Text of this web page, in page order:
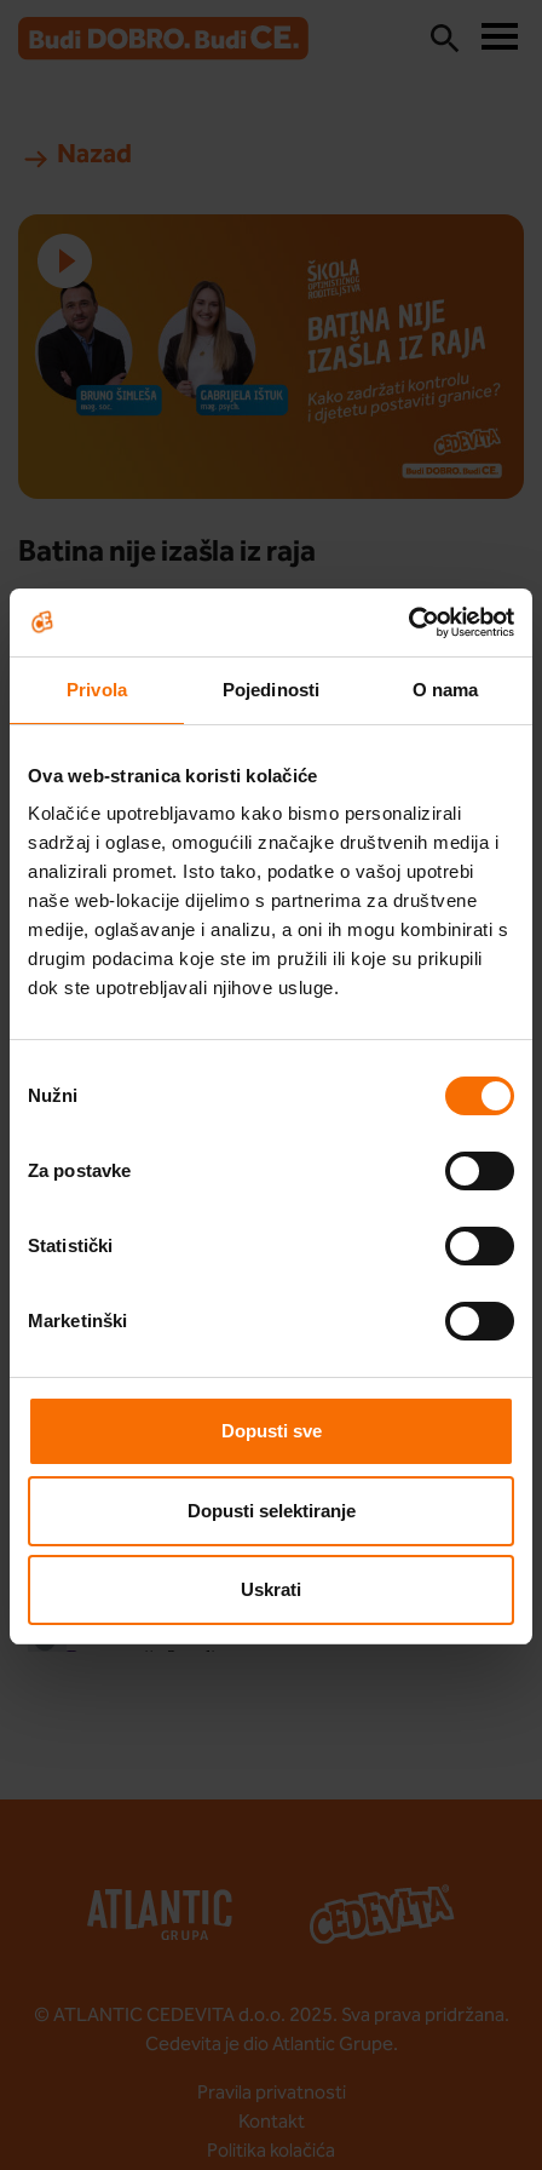
Privola Pojedinosti O nama
Ova web-stranica koristi kolačiće
Kolačiće upotrebljavamo kako bismo personalizirali
sadržaj i oglase, omogućili značajke društvenih medija i
analizirali promet. Isto tako, podatke o vašoj upotrebi
naše web-lokacije dijelimo s partnerima za društvene
medije, oglašavanje i analizu, a oni ih mogu kombinirati s
drugim podacima koje ste im pružili ili koje su prikupili
dok ste upotrebljavali njihove usluge.
pristanka
Nužni
Za postavke
Statistički
Marketinški
Dopusti sve
Dopusti selektiranje
Uskrati
Škola optimističnog roditeljstva
Probudi optimizam
Program za optimizam
Videosavjeti
Nazad
Batina nije izašla iz raja
Psihologinja Gabrijela otkriva koja su to 4 koraka
postavljanja granica djeci te kako stvoriti i
zadržati kontrolu uz uzajamno poštovanje u
odnosu roditelj - dijete.
IMAŠ PITANJA?
Postavi pitanje na ovu temu a naši stručnjaci će
odgovoriti na pitanja kroz video. Vrati se na prethodnu
stranicu, otključaj dodatni sadržaj i pronađi odgovore,
dodatne edukacije i nagradni najtečaj.
© ATLANTIC CEDEVITA d.o.o. 2025. Sva prava pridržana.
Cedevita je dio Atlantic Grupe.
Pravila privatnosti
Kontakt
Politika kolačića